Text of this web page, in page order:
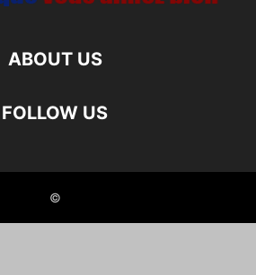
ABOUT US
FOLLOW US
©